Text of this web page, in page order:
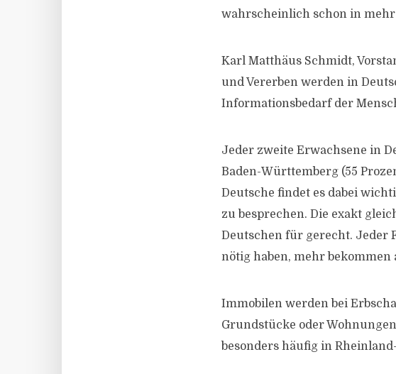
wahrscheinlich schon in
Karl Matthäus Schmidt,
und Vererben werden in
Informationsbedarf der
Jeder zweite Erwachsene in
Baden-Württemberg (55
Deutsche findet es dabei
zu besprechen. Die exakt
Deutschen für gerecht. Jeder
nötig haben, mehr bekommen
Immobilen werden bei
Grundstücke oder
besonders häufig in